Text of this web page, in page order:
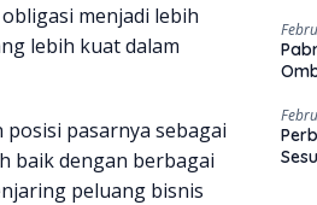
menjadi lebih
lebih kuat dalam
pasarnya sebagai
baik dengan berbagai
peluang bisnis